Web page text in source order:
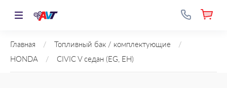
Главная / Топливный бак / комплектующие
/
HONDA
/ CIVIC V седан (EG, EH)